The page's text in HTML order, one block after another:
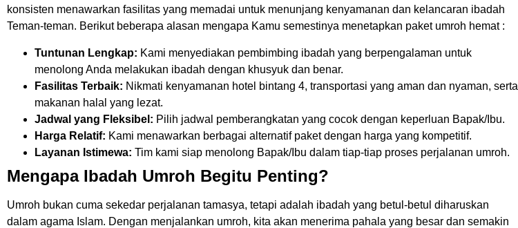
konsisten menawarkan fasilitas yang memadai untuk menunjang kenyamanan dan kelancaran ibadah
Teman-teman. Berikut beberapa alasan mengapa Kamu semestinya menetapkan paket umroh hemat :
Tuntunan Lengkap: Kami menyediakan pembimbing ibadah yang berpengalaman untuk
menolong Anda melakukan ibadah dengan khusyuk dan benar.
Fasilitas Terbaik: Nikmati kenyamanan hotel bintang 4, transportasi yang aman dan nyaman, serta
makanan halal yang lezat.
Jadwal yang Fleksibel: Pilih jadwal pemberangkatan yang cocok dengan keperluan Bapak/Ibu.
Harga Relatif: Kami menawarkan berbagai alternatif paket dengan harga yang kompetitif.
Layanan Istimewa: Tim kami siap menolong Bapak/Ibu dalam tiap-tiap proses perjalanan umroh.
Mengapa Ibadah Umroh Begitu Penting?
Umroh bukan cuma sekedar perjalanan tamasya, tetapi adalah ibadah yang betul-betul diharuskan
dalam agama Islam. Dengan menjalankan umroh, kita akan menerima pahala yang besar dan semakin